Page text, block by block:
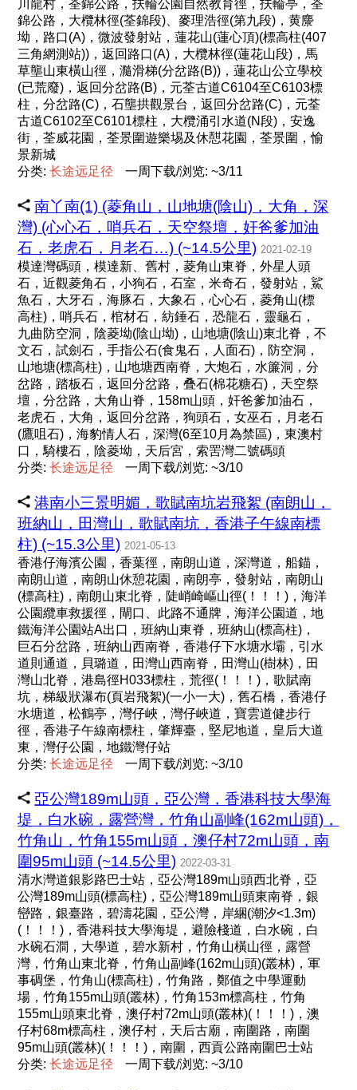
川龍村，荃錦公路，扶輪公園自然教育徑，扶輪亭，荃
錦公路，大欖林徑(荃錦段)、麥理浩徑(第九段)，黄麖
坳，路口(A)，微波發射站，蓮花山(蓮心頂)(標高柱(407
三角網測站))，返回路口(A)，大欖林徑(蓮花山段)，馬
草壟山東橫山徑，瀡滑梯(分岔路(B))，蓮花山公立學校
(已荒廢)，返回分岔路(B)，元荃古道C6104至C6103標
柱，分岔路(C)，石壟拱觀景台，返回分岔路(C)，元荃
古道C6102至C6101標柱，大欖涌引水道(N段)，安逸
街，荃威花園，荃景圍遊樂埸及休憇花園，荃景圍，愉
景新城
分类:长途远足径 一周下载/浏览: ~3/11
南丫南(1) (菱角山，山地塘(陰山)，大角，深
灣) (心心石，哨兵石，天空祭壇，奸爸爹加油
石，老虎石，月老石…) (~14.5公里) 2021-02-19
模達灣碼頭，模達新、舊村，菱角山東脊，外星人頭
石，近觀菱角石，小狗石，石室，米奇石，發射站，鯊
魚石，大牙石，海豚石，大象石，心心石，菱角山(標
高柱)，哨兵石，棺材石，紡錘石，恐龍石，靈龜石，
九曲防空洞，陰菱坳(陰山坳)，山地塘(陰山)東北脊，不
文石，試劍石，手指公石(食鬼石，人面石)，防空洞，
山地塘(標高柱)，山地塘西南脊，大炮石，水簾洞，分
岔路，踏板石，返回分岔路，叠石(棉花糖石)，天空祭
壇，分岔路，大角山脊，158m山頭，奸爸爹加油石，
老虎石，大角，返回分岔路，狗頭石，女巫石，月老石
(鷹咀石)，海豹情人石，深灣(6至10月為禁區)，東澳村
口，騎樓石，陰菱坳，天后宮，索罟灣二號碼頭
分类:长途远足径 一周下载/浏览: ~3/10
港南小三景明媚，歌賦南坑岩飛絮 (南朗山，
班納山，田灣山，歌賦南坑，香港子午線南標
柱) (~15.3公里) 2021-05-13
香港仔海濱公園，香葉徑，南朗山道，深灣道，船錨，
南朗山道，南朗山休憩花園，南朗亭，發射站，南朗山
(標高柱)，南朗山東北脊，陡峭崎嶇山徑(！！！)，海洋
公園纜車救援徑，閘口、此路不通牌，海洋公園道，地
鐵海洋公園站A出口，班納山東脊，班納山(標高柱)，
巨石分岔路，班納山西南脊，香港仔下水塘水壩，引水
道則通道，貝璐道，田灣山西南脊，田灣山(樹林)，田
灣山北脊，港島徑H033標柱，荒徑(！！！)，歌賦南
坑，梯級狀瀑布(頁岩飛絮)(一小一大)，舊石橋，香港仔
水塘道，松鶴亭，灣仔峽，灣仔峽道，寶雲道健步行
徑，香港子午線南標柱，肇輝臺，堅尼地道，皇后大道
東，灣仔公園，地鐵灣仔站
分类:长途远足径 一周下载/浏览: ~3/10
亞公灣189m山頭，亞公灣，香港科技大學海
堤，白水碗，露營灣，竹角山副峰(162m山頭)，
竹角山，竹角155m山頭，澳仔村72m山頭，南
圍95m山頭 (~14.5公里) 2022-03-31
清水灣道銀影路巴士站，亞公灣189m山頭西北脊，亞
公灣189m山頭(標高柱)，亞公灣189m山頭東南脊，銀
巒路，銀臺路，碧濤花園，亞公灣，岸綑(潮汐<1.3m)
(！！！)，香港科技大學海堤，避險棧道，白水碗，白
水碗石澗，大學道，碧水新村，竹角山橫山徑，露營
灣，竹角山東北脊，竹角山副峰(162m山頭)(叢林)，軍
事碉堡，竹角山(標高柱)，竹角路，鄭值之中學運動
場，竹角155m山頭(叢林)，竹角153m標高柱，竹角
155m山頭東北脊，澳仔村72m山頭(叢林)(！！！)，澳
仔村68m標高柱，澳仔村，天后古廟，南圍路，南圍
95m山頭(叢林)(！！！)，南圍，西貢公路南圍巴士站
分类:长途远足径 一周下载/浏览: ~3/10